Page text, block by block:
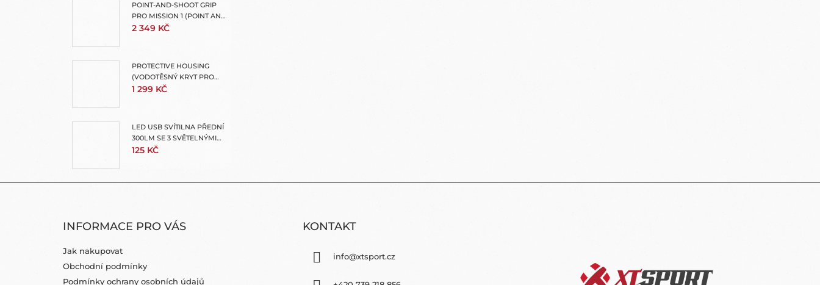
POINT-AND-SHOOT GRIP
PRO MISSION 1 (POINT AND
SHOOT GRIP)
2 349 KČ
PROTECTIVE HOUSING
(VODOTĚSNÝ KRYT PRO
MISSION 1 PRO + MISSION 1)
1 299 KČ
LED USB SVÍTILNA PŘEDNÍ
300LM SE 3 SVĚTELNÝMI
REŽIMY
125 KČ
INFORMACE PRO VÁS
Jak nakupovat
Obchodní podmínky
Podmínky ochrany osobních údajů
KONTAKT
info@xtsport.cz